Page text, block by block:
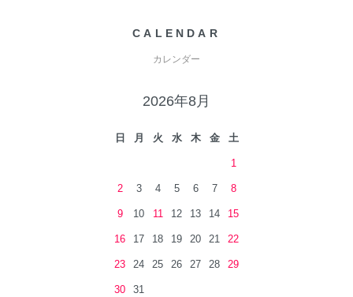
CALENDAR
カレンダー
2026年8月
日 月 火 水 木 金 土
1
2 3 4 5 6 7 8
9 10 11 12 13 14 15
16 17 18 19 20 21 22
23 24 25 26 27 28 29
30 31